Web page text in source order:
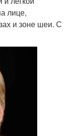
лице,
и зоне шеи. С